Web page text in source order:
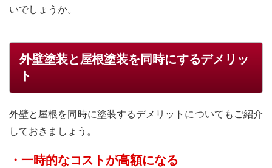
いでしょうか。
外壁塗装と屋根塗装を同時にするデメリッ
ト
外壁と屋根を同時に塗装するデメリットについてもご紹介
しておきましょう。
・一時的なコストが高額になる